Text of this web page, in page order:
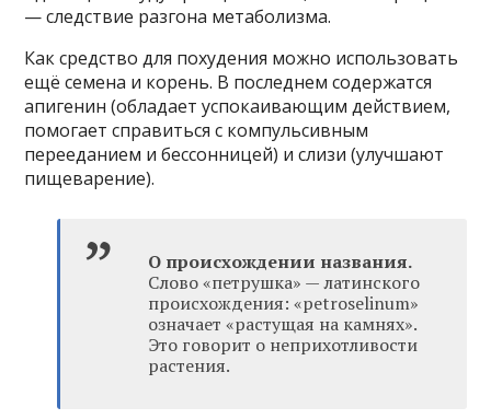
— следствие разгона метаболизма.
Как средство для похудения можно использовать
ещё семена и корень. В последнем содержатся
апигенин (обладает успокаивающим действием,
помогает справиться с компульсивным
перееданием и бессонницей) и слизи (улучшают
пищеварение).
О происхождении названия.
Слово «петрушка» — латинского
происхождения: «petroselinum»
означает «растущая на камнях».
Это говорит о неприхотливости
растения.